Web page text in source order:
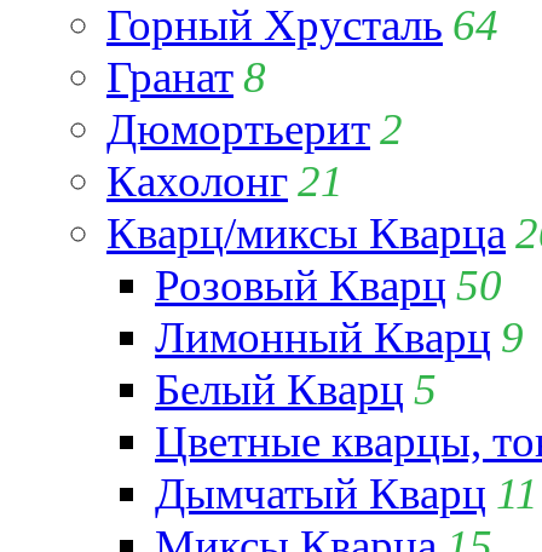
Горный Хрусталь 64
Гранат8
Дюмортьерит2
Кахолонг21
Кварц/миксы Кварца
Розовый Кварц 50
Лимонный Кварц 9
Белый Кварц 5
Цветные кварцы,
Дымчатый Кварц 11